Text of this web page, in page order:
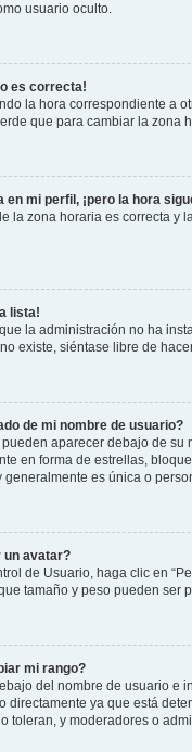
usuario oculto.
es correcta!
la hora correspondiente a
que para cambiar la
en mi perfil, ¡pero la hora
la zona horaria es correcta y
lista!
la administración no ha
existe, siéntase libre de
de mi nombre de usuario?
aparecer debajo de
en forma de estrellas,
generalmente es única o
un avatar?
de Usuario, haga clic en
tamaño y peso pueden ser
mi rango?
del nombre de usuario e
directamente ya que está
toleran, y moderadores o